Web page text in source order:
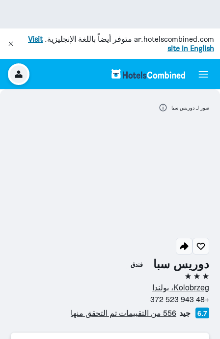
ar.hotelscombined.com متوفر أيضاً باللغة الإنجليزية.Visit
site in English
دوريس سبا فندق
3 نجوم
Kolobrzeg، بولندا
+48 943 523 372
6.7 جيد 556 من التقييمات تم التحقق منها
صور لـ دوريس سبا